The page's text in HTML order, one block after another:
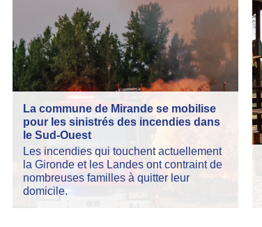
La commune de Mirande se mobilise
pour les sinistrés des incendies dans
le Sud-Ouest
Les incendies qui touchent actuellement
la Gironde et les Landes ont contraint de
nombreuses familles à quitter leur
domicile.